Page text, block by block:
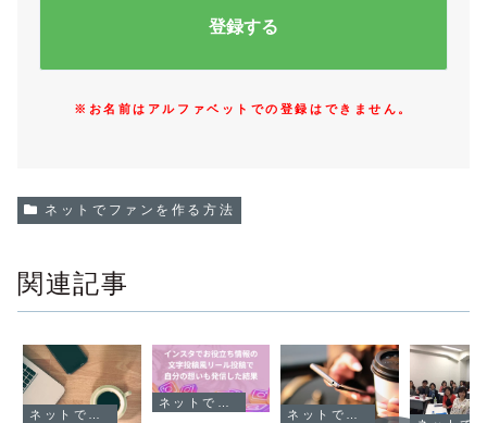
※お名前はアルファベットでの登録はできません。
ネットでファンを作る方法
関連記事